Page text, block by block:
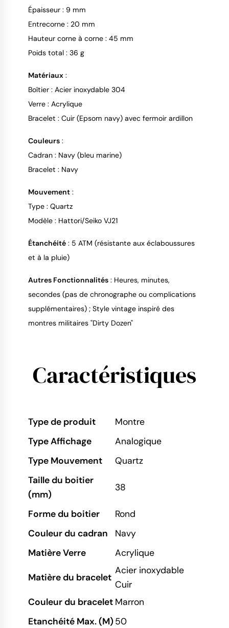
Épaisseur : 9 mm
Entrecorne : 20 mm
Hauteur corne à corne : 45 mm
Poids total : 36 g
Matériaux :
Boîtier : Acier inoxydable 304
Verre : Acrylique
Bracelet : Cuir (Epsom navy) avec fermoir ardillon
Couleurs :
Cadran : Navy (bleu marine)
Bracelet : Navy
Mouvement :
Type : Quartz
Modèle : Hattori/Seiko VJ21
Étanchéité : 5 ATM (résistante aux éclaboussures
et à la pluie)
Autres Fonctionnalités : Heures, minutes,
secondes (pas de chronographe ou complications
supplémentaires) ; Style vintage inspiré des
montres militaires "Dirty Dozen"
Caractéristiques
Type de produit
Montre
Type Affichage
Analogique
Type Mouvement
Quartz
Taille du boitier
(mm)
38
Forme du boitier
Rond
Couleur du cadran
Navy
Matière Verre
Acrylique
Matière du bracelet
Acier inoxydable
Cuir
Couleur du bracelet Marron
Etanchéité Max. (M)50